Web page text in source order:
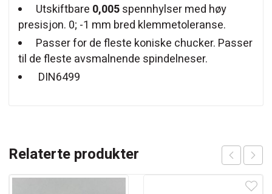
Utskiftbare 0,005spennhylser med høy
presisjon. 0; -1 mm bred klemmetoleranse.
Passer for de fleste koniske chucker. Passer
til de fleste avsmalnende spindelneser.
DIN6499
Relaterte produkter